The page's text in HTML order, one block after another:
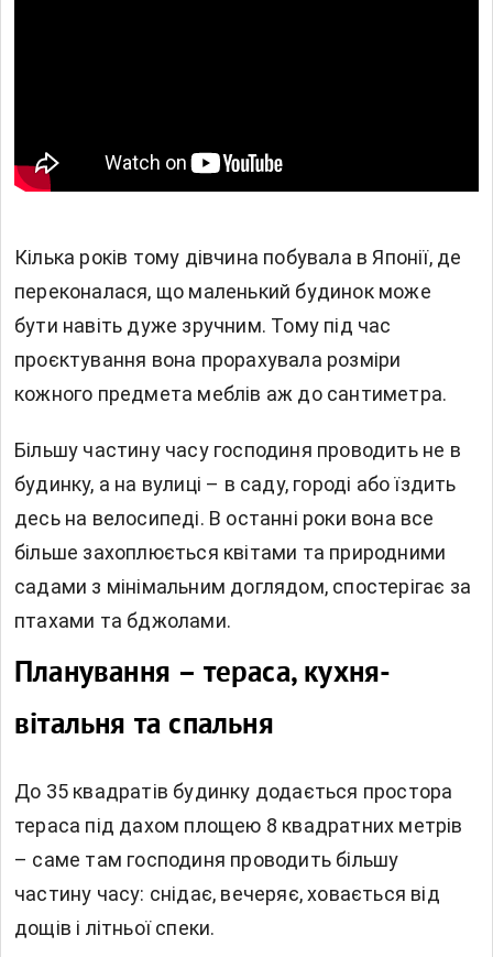
Кілька років тому дівчина побувала в Японії, де
переконалася, що маленький будинок може
бути навіть дуже зручним. Тому під час
проєктування вона прорахувала розміри
кожного предмета меблів аж до сантиметра.
Більшу частину часу господиня проводить не в
будинку, а на вулиці – в саду, городі або їздить
десь на велосипеді. В останні роки вона все
більше захоплюється квітами та природними
садами з мінімальним доглядом, спостерігає за
птахами та бджолами.
Планування – тераса, кухня-
вітальня та спальня
До 35 квадратів будинку додається простора
тераса під дахом площею 8 квадратних метрів
– саме там господиня проводить більшу
частину часу: снідає, вечеряє, ховається від
дощів і літньої спеки.